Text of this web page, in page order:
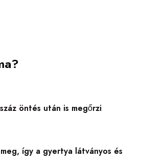
öntés után is megőrzi
így a gyertya látványos és